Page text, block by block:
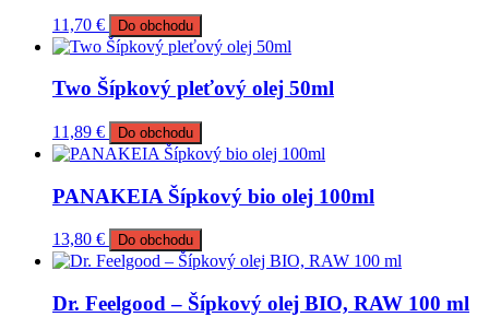
11,70 € Do obchodu
Two Šípkový pleťový olej 50ml
11,89 € Do obchodu
PANAKEIA Šípkový bio olej 100ml
13,80 € Do obchodu
Dr. Feelgood – Šípkový olej BIO, RAW 100 ml